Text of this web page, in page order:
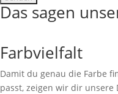
Das sagen
Farbvielfalt
Damit du genau die Farbe
passt, zeigen wir dir